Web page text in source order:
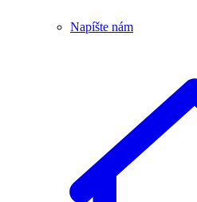
Napíšte nám